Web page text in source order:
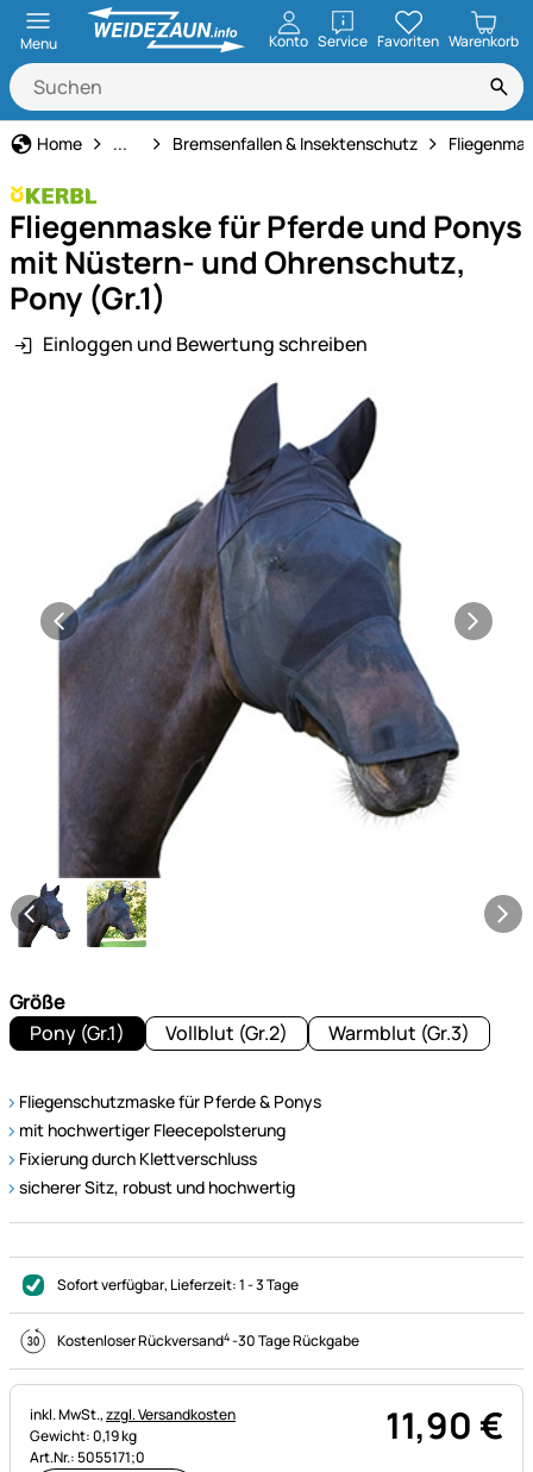
Menu Konto ServiceöffnenFavoriten Warenkorb
Home Pferdehaltung
... Bremsenfallen & Insektenschutz
Fliegenmaske für Pferde und Ponys
mit Nüstern- und Ohrenschutz,
Pony (Gr.1)
Einloggen und Bewertung schreiben
Größe
Pony (Gr.1)
Vollblut (Gr.2) Warmblut (Gr.3)
Fliegenschutzmaske für Pferde & Ponys
mit hochwertiger Fleecepolsterung
Fixierung durch Klettverschluss
sicherer Sitz, robust und hochwertig
Sofort verfügbar, Lieferzeit:1 - 3 Tage
Kostenloser Rückversand4-30 Tage Rückgabe
Steuerhinweis:
inkl. MwSt.,zzgl. Versandkosten
Gewicht: 0,19 kg
Art.Nr.: 5055171;0
11,90€